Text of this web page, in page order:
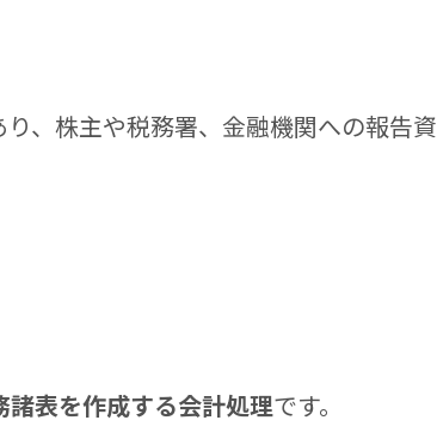
、株主や税務署、金融機関への報告資
表を作成する会計処理です。